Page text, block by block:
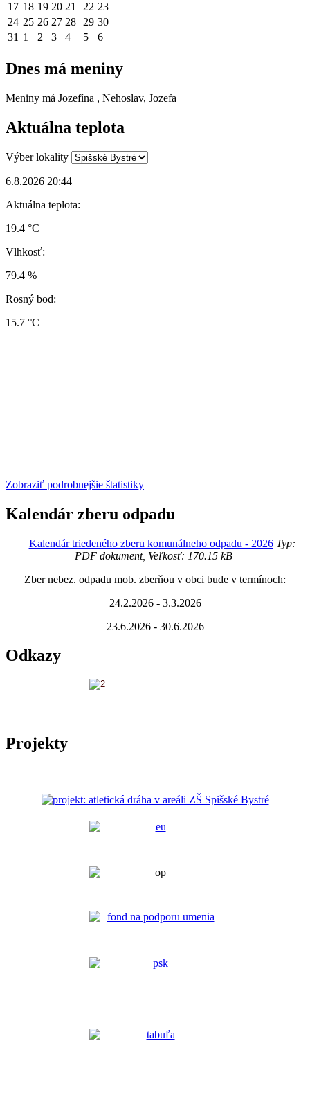
17 18 19 20 21 22 23
24 25 26 27 28 29 30
31 1 2 3 4 5 6
Dnes má meniny
Meniny má Jozefína , Nehoslav, Jozefa
Aktuálna teplota
Výber lokality
6.8.2026 20:44
Aktuálna teplota:
19.4 °C
Vlhkosť:
79.4 %
Rosný bod:
15.7 °C
Zobraziť podrobnejšie štatistiky
Kalendár zberu odpadu
Kalendár triedeného zberu komunálneho odpadu - 2026Typ:
PDF dokument, Veľkosť: 170.15 kB
Zber nebez. odpadu mob. zberňou v obci bude v termínoch:
24.2.2026 - 3.3.2026
23.6.2026 - 30.6.2026
Odkazy
Projekty